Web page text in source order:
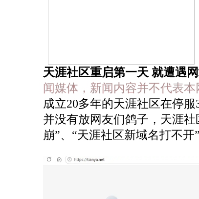
天涯社区重启第一天 就遭遇
闻媒体，新闻内容并不代表本
成立20多年的天涯社区在停
并没有放网友们鸽子，天涯
崩”、“天涯社区新域名打不